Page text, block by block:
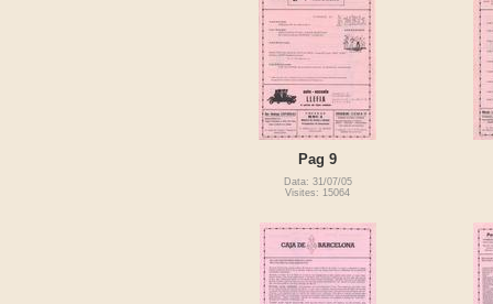
Pag 9
Data: 31/07/05
Visites: 15064